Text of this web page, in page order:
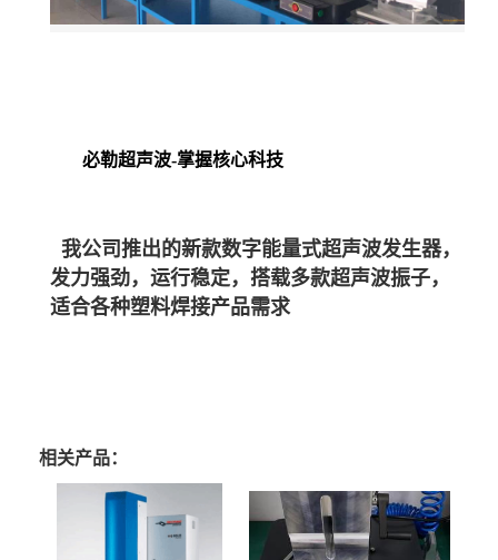
必勒超声波-掌握核心科技
我公司推出的新款数字能量式超声波发生器，
发力强劲，运行稳定，搭载多款超声波振子，
适合各种塑料焊接产品需求
相关产品：